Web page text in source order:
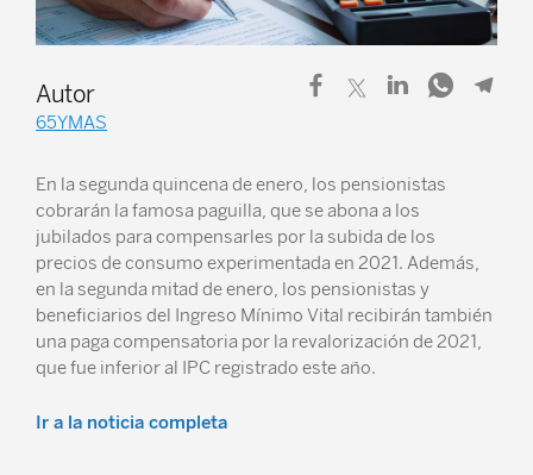
Autor
65YMAS
En la segunda quincena de enero, los pensionistas
cobrarán la famosa paguilla, que se abona a los
jubilados para compensarles por la subida de los
precios de consumo experimentada en 2021. Además,
en la segunda mitad de enero, los pensionistas y
beneficiarios del Ingreso Mínimo Vital recibirán también
una paga compensatoria por la revalorización de 2021,
que fue inferior al IPC registrado este año.
Ir a la noticia completa